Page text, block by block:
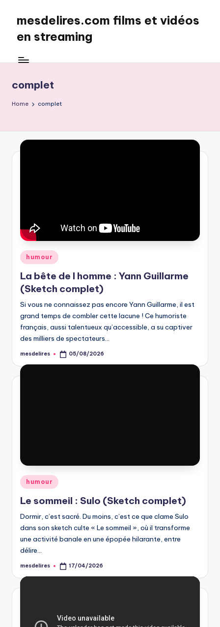
content
mesdelires.com films et vidéos
en streaming
:
et
complet
français
complet
Home complet
Posted
in
humour
La bête de l homme : Yann Guillarme
(Sketch complet)
Si vous ne connaissez pas encore Yann Guillarme, il est
grand temps de combler cette lacune ! Ce humoriste
français, aussi talentueux qu’accessible, a su captiver
des milliers de spectateurs…
Posted
mesdelires 05/08/2026
Posted
in
humour
Le sommeil : Sulo (Sketch complet)
Dormir, c’est sacré. Du moins, c’est ce que clame Sulo
dans son sketch culte « Le sommeil », où il transforme
une activité banale en une épopée hilarante, entre
délire…
Posted
mesdelires 17/04/2026